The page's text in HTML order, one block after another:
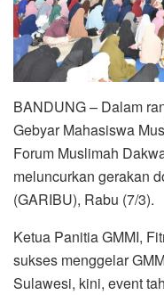
BANDUNG – Dalam
Gebyar Mahasiswa
Forum Muslimah
meluncurkan gerakan
(GARIBU), Rabu (7/3).
Ketua Panitia GMMI,
sukses menggelar
Sulawesi, kini, event